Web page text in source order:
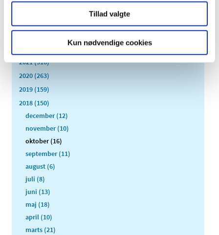
Tillad valgte
Kun nødvendige cookies
2021 (516)
2020 (263)
2019 (159)
2018 (150)
december (12)
november (10)
oktober (16)
september (11)
august (6)
juli (8)
juni (13)
maj (18)
april (10)
marts (21)